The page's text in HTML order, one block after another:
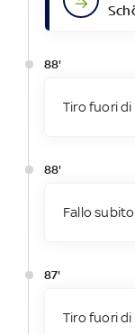
88'
Tiro fuori di
88'
Fallo
87'
Tiro fuori di